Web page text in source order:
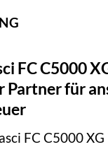
FC C5000
Partner für
FC C5000